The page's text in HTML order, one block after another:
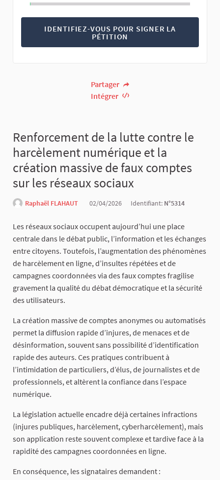
IDENTIFIEZ-VOUS POUR SIGNER LA
PÉTITION
Partager
Intégrer
Renforcement de la lutte contre le
harcèlement numérique et la
création massive de faux comptes
sur les réseaux sociaux
Raphaël FLAHAUT 02/04/2026 Identifiant: N°5314
Les réseaux sociaux occupent aujourd’hui une place
centrale dans le débat public, l’information et les échanges
entre citoyens. Toutefois, l’augmentation des phénomènes
de harcèlement en ligne, d’insultes répétées et de
campagnes coordonnées via des faux comptes fragilise
gravement la qualité du débat démocratique et la sécurité
des utilisateurs.
La création massive de comptes anonymes ou automatisés
permet la diffusion rapide d’injures, de menaces et de
désinformation, souvent sans possibilité d’identification
rapide des auteurs. Ces pratiques contribuent à
l’intimidation de particuliers, d’élus, de journalistes et de
professionnels, et altèrent la confiance dans l’espace
numérique.
La législation actuelle encadre déjà certaines infractions
(injures publiques, harcèlement, cyberharcèlement), mais
son application reste souvent complexe et tardive face à la
rapidité des campagnes coordonnées en ligne.
En conséquence, les signataires demandent :